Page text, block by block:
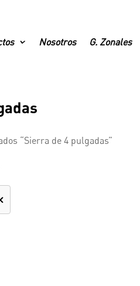
Nosotros G. Zonales
“Sierra de 4 pulgadas”